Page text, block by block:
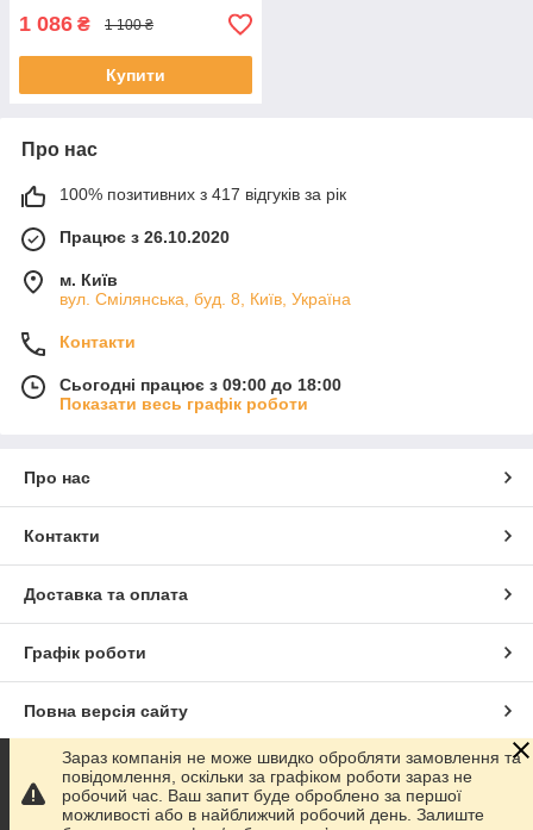
1 086 ₴ 1 100 ₴
Купити
Про нас
100% позитивних з 417 відгуків за рік
Працює з 26.10.2020
м. Київ
вул. Смілянська, буд. 8, Київ, Україна
Контакти
Сьогодні працює з 09:00 до 18:00
Показати весь графік роботи
Про нас
Контакти
Доставка та оплата
Графік роботи
Повна версія сайту
Сайт створено на маркетплейсіProm.ua
Зараз компанія не може швидко обробляти замовлення та
повідомлення, оскільки за графіком роботи зараз не
робочий час. Ваш запит буде оброблено за першої
можливості або в найближчий робочий день. Залиште